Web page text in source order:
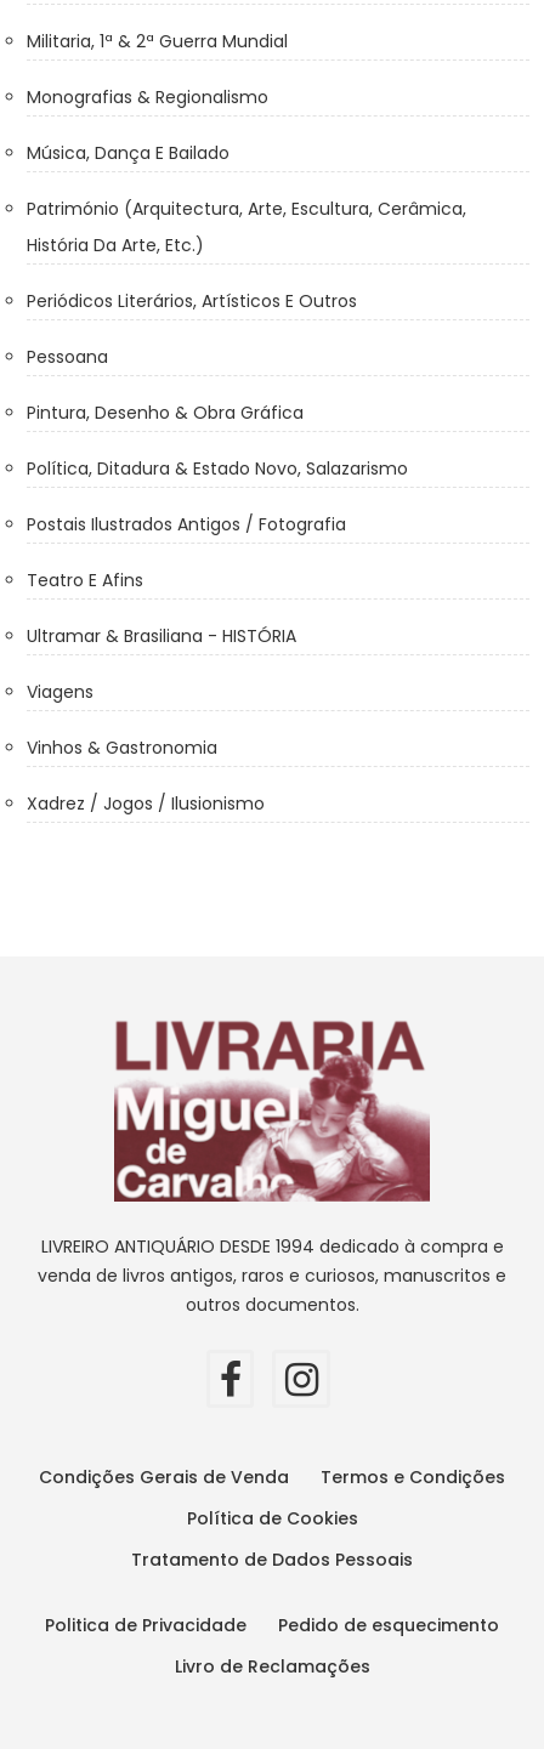
Militaria, 1ª & 2ª Guerra Mundial
Monografias & Regionalismo
Música, Dança E Bailado
Património (Arquitectura, Arte, Escultura, Cerâmica,
História Da Arte, Etc.)
Periódicos Literários, Artísticos E Outros
Pessoana
Pintura, Desenho & Obra Gráfica
Política, Ditadura & Estado Novo, Salazarismo
Postais Ilustrados Antigos / Fotografia
Teatro E Afins
Ultramar & Brasiliana - HISTÓRIA
Viagens
Vinhos & Gastronomia
Xadrez / Jogos / Ilusionismo
LIVREIRO ANTIQUÁRIO DESDE 1994 dedicado à compra e
venda de livros antigos, raros e curiosos, manuscritos e
outros documentos.
Condições Gerais de Venda
Termos e Condições
Política de Cookies
Tratamento de Dados Pessoais
Politica de Privacidade
Pedido de esquecimento
Livro de Reclamações